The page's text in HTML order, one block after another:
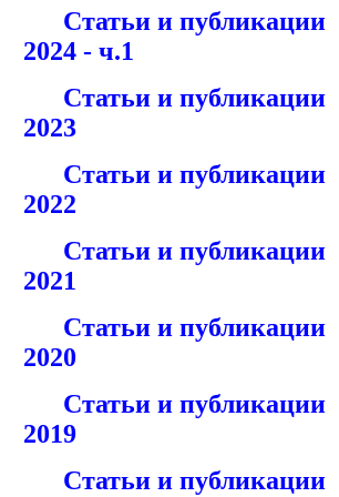
Статьи и публикации
2024 - ч.1
Статьи и публикации
2023
Статьи и публикации
2022
Статьи и публикации
2021
Статьи и публикации
2020
Статьи и публикации
2019
Статьи и публикации